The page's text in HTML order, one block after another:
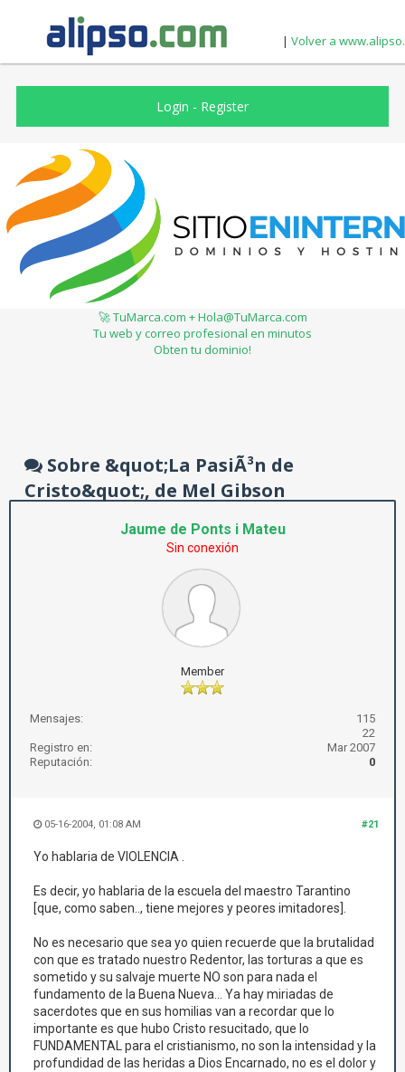
| Volver a
Login - Register
🚀 TuMarca.com + Hola@TuMarca.com
Tu web y correo profesional en minutos
Obten tu dominio!
Sobre &quot;La PasiÃ³n de
Cristo&quot;, de Mel Gibson
Jaume de Ponts i Mateu
Sin conexión
Member
Mensajes:
115
22
Registro en:
Mar 2007
Reputación:
0
#21
05-16-2004, 01:08 AM
Yo hablaria de VIOLENCIA .
Es decir, yo hablaria de la escuela del maestro Tarantino
[que, como saben.., tiene mejores y peores imitadores].
No es necesario que sea yo quien recuerde que la brutalidad
con que es tratado nuestro Redentor, las torturas a que es
sometido y su salvaje muerte NO son para nada el
fundamento de la Buena Nueva... Ya hay miriadas de
sacerdotes que en sus homilias van a recordar que lo
importante es que hubo Cristo resucitado, que lo
FUNDAMENTAL para el cristianismo, no son la intensidad y la
profundidad de las heridas a Dios Encarnado, no es el dolor y